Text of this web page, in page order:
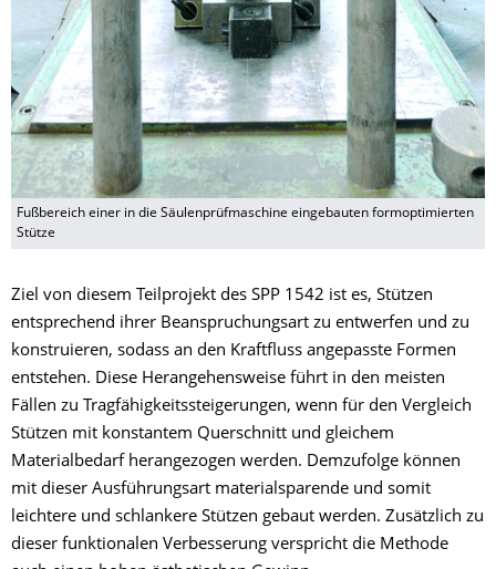
Fußbereich einer in die Säulenprüfmaschine eingebauten formoptimierten
Stütze
Ziel von diesem Teilprojekt des SPP 1542 ist es, Stützen
entsprechend ihrer Beanspruchungsart zu entwerfen und zu
konstruieren, sodass an den Kraftfluss angepasste Formen
entstehen. Diese Herangehensweise führt in den meisten
Fällen zu Tragfähigkeitssteigerungen, wenn für den Vergleich
Stützen mit konstantem Querschnitt und gleichem
Materialbedarf herangezogen werden. Demzufolge können
mit dieser Ausführungsart materialsparende und somit
leichtere und schlankere Stützen gebaut werden. Zusätzlich zu
dieser funktionalen Verbesserung verspricht die Methode